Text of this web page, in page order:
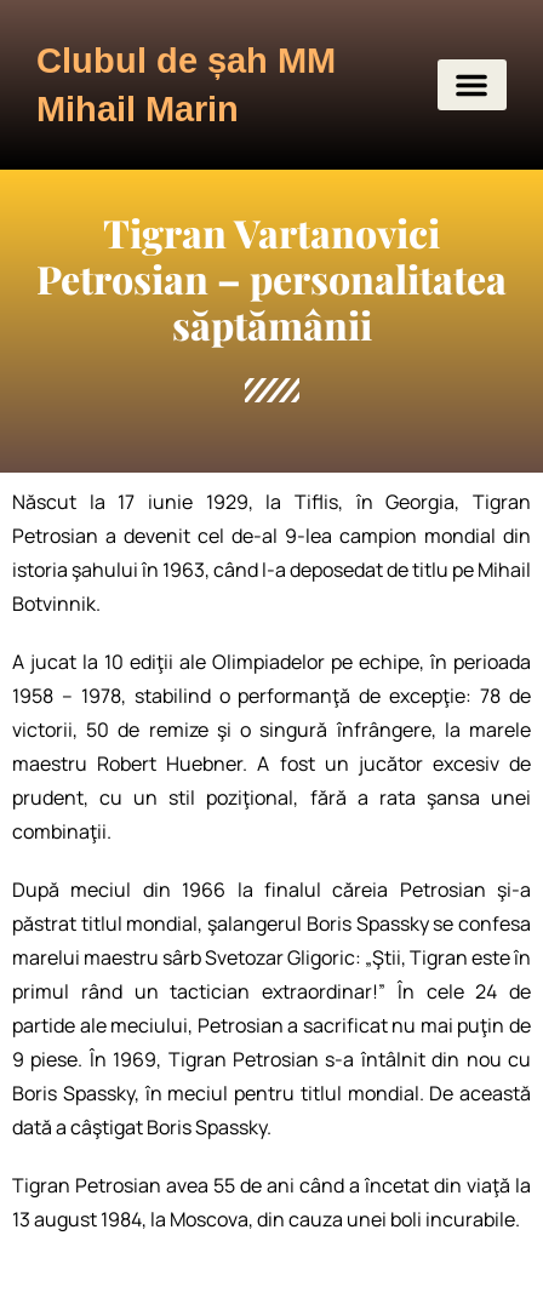
Clubul de șah MM
Mihail Marin
Tigran Vartanovici
Petrosian – personalitatea
săptămânii
Născut la 17 iunie 1929, la Tiflis, în Georgia, Tigran
Petrosian a devenit cel de-al 9-lea campion mondial din
istoria şahului în 1963, când l-a deposedat de titlu pe Mihail
Botvinnik.
A jucat la 10 ediţii ale Olimpiadelor pe echipe, în perioada
1958 – 1978, stabilind o performanţă de excepţie: 78 de
victorii, 50 de remize şi o singură înfrângere, la marele
maestru Robert Huebner. A fost un jucător excesiv de
prudent, cu un stil poziţional, fără a rata şansa unei
combinaţii.
După meciul din 1966 la finalul căreia Petrosian şi-a
păstrat titlul mondial, şalangerul Boris Spassky se confesa
marelui maestru sârb Svetozar Gligoric: „Ştii, Tigran este în
primul rând un tactician extraordinar!” În cele 24 de
partide ale meciului, Petrosian a sacrificat nu mai puţin de
9 piese. În 1969, Tigran Petrosian s-a întâlnit din nou cu
Boris Spassky, în meciul pentru titlul mondial. De această
dată a câştigat Boris Spassky.
Tigran Petrosian avea 55 de ani când a încetat din viaţă la
13 august 1984, la Moscova, din cauza unei boli incurabile.